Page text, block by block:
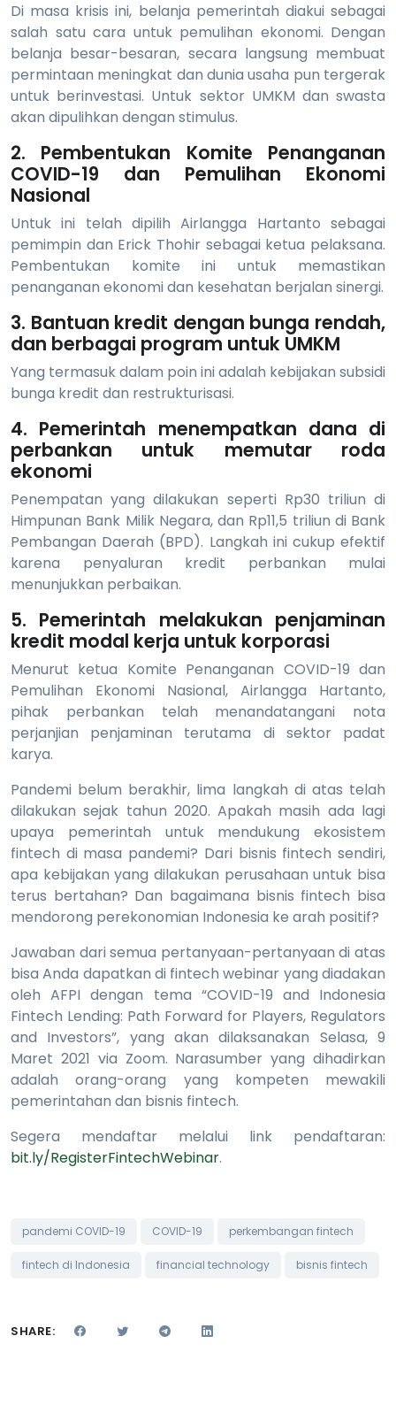
Di masa krisis ini, belanja pemerintah diakui sebagai
salah satu cara untuk pemulihan ekonomi. Dengan
belanja besar-besaran, secara langsung membuat
permintaan meningkat dan dunia usaha pun tergerak
untuk berinvestasi. Untuk sektor UMKM dan swasta
akan dipulihkan dengan stimulus.
2. Pembentukan Komite Penanganan
COVID-19 dan Pemulihan Ekonomi
Nasional
Untuk ini telah dipilih Airlangga Hartanto sebagai
pemimpin dan Erick Thohir sebagai ketua pelaksana.
Pembentukan komite ini untuk memastikan
penanganan ekonomi dan kesehatan berjalan sinergi.
3. Bantuan kredit dengan bunga rendah,
dan berbagai program untuk UMKM
Yang termasuk dalam poin ini adalah kebijakan subsidi
bunga kredit dan restrukturisasi.
4. Pemerintah menempatkan dana di
perbankan untuk memutar roda
ekonomi
Penempatan yang dilakukan seperti Rp30 triliun di
Himpunan Bank Milik Negara, dan Rp11,5 triliun di Bank
Pembangan Daerah (BPD). Langkah ini cukup efektif
karena penyaluran kredit perbankan mulai
menunjukkan perbaikan.
5. Pemerintah melakukan penjaminan
kredit modal kerja untuk korporasi
Menurut ketua Komite Penanganan COVID-19 dan
Pemulihan Ekonomi Nasional, Airlangga Hartanto,
pihak perbankan telah menandatangani nota
perjanjian penjaminan terutama di sektor padat
karya.
Pandemi belum berakhir, lima langkah di atas telah
dilakukan sejak tahun 2020. Apakah masih ada lagi
upaya pemerintah untuk mendukung ekosistem
fintech di masa pandemi? Dari bisnis fintech sendiri,
apa kebijakan yang dilakukan perusahaan untuk bisa
terus bertahan? Dan bagaimana bisnis fintech bisa
mendorong perekonomian Indonesia ke arah positif?
Jawaban dari semua pertanyaan-pertanyaan di atas
bisa Anda dapatkan di fintech webinar yang diadakan
oleh AFPI dengan tema “COVID-19 and Indonesia
Fintech Lending: Path Forward for Players, Regulators
and Investors”, yang akan dilaksanakan Selasa, 9
Maret 2021 via Zoom. Narasumber yang dihadirkan
adalah orang-orang yang kompeten mewakili
pemerintahan dan bisnis fintech.
Segera mendaftar melalui link pendaftaran:
bit.ly/RegisterFintechWebinar.
pandemi COVID-19 COVID-19 perkembangan fintech
fintech di Indonesia financial technology bisnis fintech
SHARE: